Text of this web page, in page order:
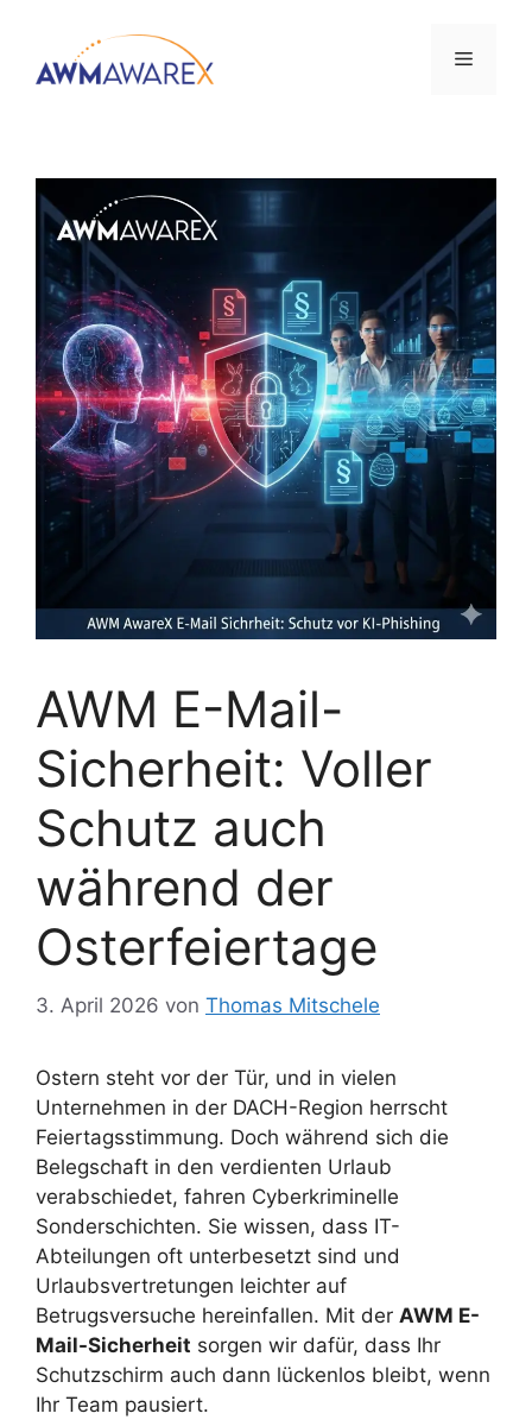
AWM E-Mail-
Sicherheit: Voller
Schutz auch
während der
Osterfeiertage
3. April 2026 von Thomas Mitschele
Ostern steht vor der Tür, und in vielen
Unternehmen in der DACH-Region herrscht
Feiertagsstimmung. Doch während sich die
Belegschaft in den verdienten Urlaub
verabschiedet, fahren Cyberkriminelle
Sonderschichten. Sie wissen, dass IT-
Abteilungen oft unterbesetzt sind und
Urlaubsvertretungen leichter auf
Betrugsversuche hereinfallen. Mit der AWM E-
Mail-Sicherheit sorgen wir dafür, dass Ihr
Schutzschirm auch dann lückenlos bleibt, wenn
Ihr Team pausiert.